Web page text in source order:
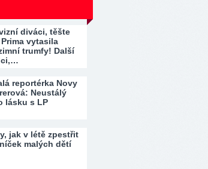
diváci, těšte
vytasila
trumfy! Další
reportérka Novy
Neustálý
lásku s LP
jak v létě zpestřit
malých dětí